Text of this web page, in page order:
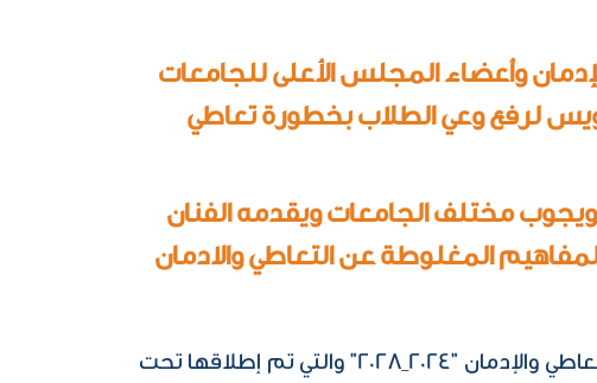
وأعضاء المجلس الأعلى للجامعات
لرفع وعي الطلاب بخطورة تعاطي
مختلف الجامعات ويقدمه الفنان
المغلوطة عن التعاطي والادمان
في إطار تنفيذ المكون الثقافي بالاستراتيجية الوطنية لمكافحة المخدرات والحد من مخاطر التعاطي والإدمان "2024_2028" والتي تم إطلاقها تحت